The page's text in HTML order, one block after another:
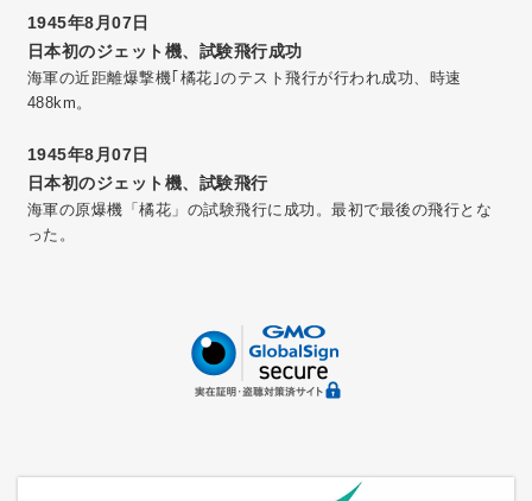
1945年8月07日
日本初のジェット機、試験飛行成功
海軍の近距離爆撃機｢橘花｣のテスト飛行が行われ成功、時速
488km。
1945年8月07日
日本初のジェット機、試験飛行
海軍の原爆機「橘花」の試験飛行に成功。最初で最後の飛行とな
った。